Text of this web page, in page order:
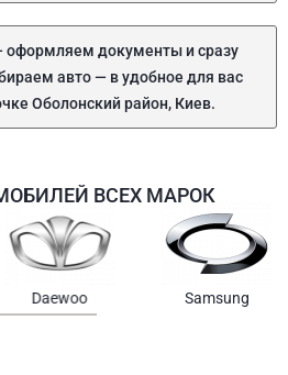
документы и сразу
авто — в удобное для вас
Оболонский район, Киев.
ВСЕХ МАРОК
Chrysler Gmc